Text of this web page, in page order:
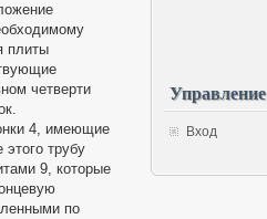
плиты
четверти
4, имеющие
трубу
9, которые
по
Управление
Вход